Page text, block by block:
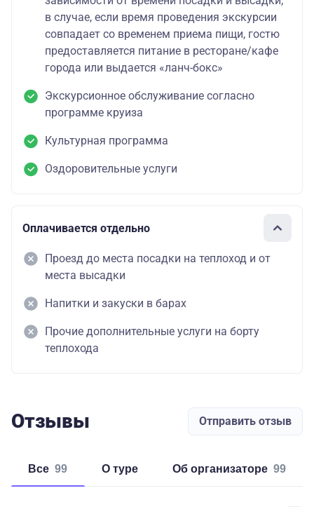
в случае, если время проведения экскурсии
совпадает со временем приема пищи, гостю
предоставляется питание в ресторане/кафе
города или выдается «ланч-бокс»
Экскурсионное обслуживание согласно
программе круиза
Культурная программа
Оздоровительные услуги
Оплачивается отдельно
Проезд до места посадки на теплоход и от
места высадки
Напитки и закуски в барах
Прочие дополнительные услуги на борту
теплохода
Отзывы Отправить отзыв
Все 99 о туре об организаторе 99